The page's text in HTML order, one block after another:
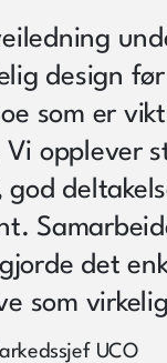
design
som er
opplever
god
det
som
UCO